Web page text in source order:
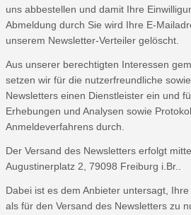
uns abbestellen und damit Ihre
Abmeldung durch Sie wird Ihre E-
unserem Newsletter-Verteiler gelöscht.
Aus unserer berechtigten Interessen
setzen wir für die nutzerfreundliche
Newsletters einen Dienstleister ein und
Erhebungen und Analysen sowie
Anmeldeverfahrens durch.
Der Versand des Newsletters erfolgt
Augustinerplatz 2, 79098 Freiburg i.Br..
Dabei ist es dem Anbieter untersagt,
als für den Versand des Newsletters zu